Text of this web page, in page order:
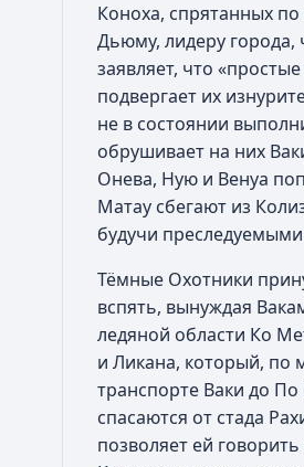
Коноха, спрятанных
Дьюму, лидеру
заявляет, что
подвергает их
не в состоянии
обрушивает на них
Онева, Ную и Венуа
Матау сбегают из
будучи
Тёмные Охотники
вспять, вынуждая
ледяной области Ко
и Ликана, который, по
транспорте Ваки до
спасаются от стада
позволяет ей